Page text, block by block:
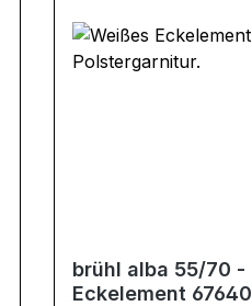
brühl alba 55/70 -
Eckelement 67640